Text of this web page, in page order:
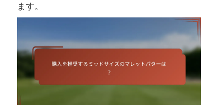
ます。